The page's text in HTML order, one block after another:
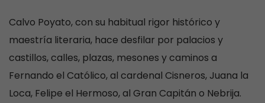
Calvo Poyato, con su habitual rigor histórico y
maestría literaria, hace desfilar por palacios y
castillos, calles, plazas, mesones y caminos a
Fernando el Católico, al cardenal Cisneros, Juana la
Loca, Felipe el Hermoso, al Gran Capitán o Nebrija.